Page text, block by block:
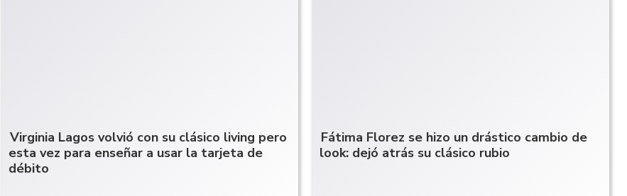
Virginia Lagos volvió con su clásico living pero
esta vez para enseñar a usar la tarjeta de
débito
Fátima Florez se hizo un drástico cambio de
look: dejó atrás su clásico rubio